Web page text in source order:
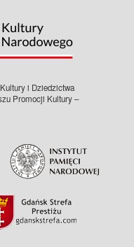
i Dziedzictwa
Promocji Kultury –